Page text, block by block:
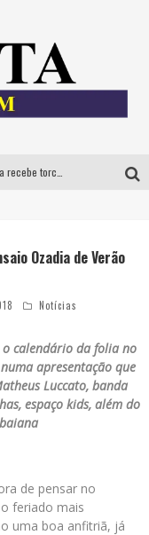
Ozadia de Verão
Notícias
calendário da folia no
apresentação que
Luccato, banda
espaço kids, além do
de pensar no
feriado mais
uma boa anfitriã, já